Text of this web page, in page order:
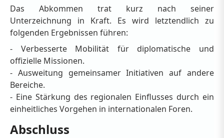
Das Abkommen trat kurz nach seiner
Unterzeichnung in Kraft. Es wird letztendlich zu
folgenden Ergebnissen führen:
- Verbesserte Mobilität für diplomatische und
offizielle Missionen.
- Ausweitung gemeinsamer Initiativen auf andere
Bereiche.
- Eine Stärkung des regionalen Einflusses durch ein
einheitliches Vorgehen in internationalen Foren.
Abschluss